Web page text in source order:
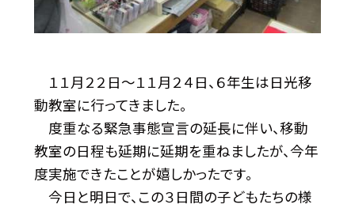
１１月２２日〜１１月２４日、６年生は日光移
動教室に行ってきました。
度重なる緊急事態宣言の延長に伴い、移動
教室の日程も延期に延期を重ねましたが、今年
度実施できたことが嬉しかったです。
今日と明日で、この３日間の子どもたちの様